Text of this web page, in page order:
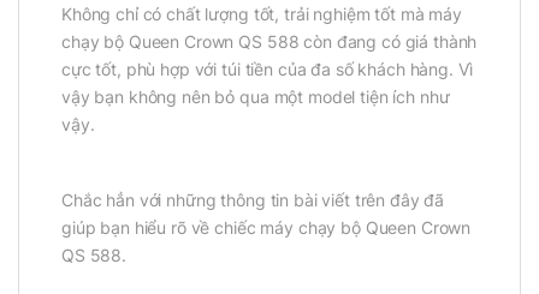
Không chỉ có chất lượng tốt, trải nghiệm tốt mà máy
chạy bộ Queen Crown QS 588 còn đang có giá thành
cực tốt, phù hợp với túi tiền của đa số khách hàng. Vì
vậy bạn không nên bỏ qua một model tiện ích như
vậy.
Chắc hẳn với những thông tin bài viết trên đây đã
giúp bạn hiểu rõ về chiếc máy chạy bộ Queen Crown
QS 588.